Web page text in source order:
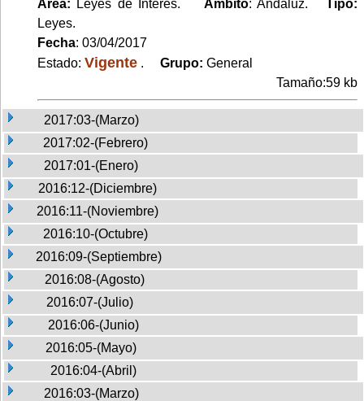
Area: Leyes de Interés. Ambito: Andaluz.
Tipo:
Leyes.
Fecha: 03/04/2017
Estado: Vigente . Grupo: General
Tamaño:59 kb
2017:03-(Marzo)
2017:02-(Febrero)
2017:01-(Enero)
2016:12-(Diciembre)
2016:11-(Noviembre)
2016:10-(Octubre)
2016:09-(Septiembre)
2016:08-(Agosto)
2016:07-(Julio)
2016:06-(Junio)
2016:05-(Mayo)
2016:04-(Abril)
2016:03-(Marzo)